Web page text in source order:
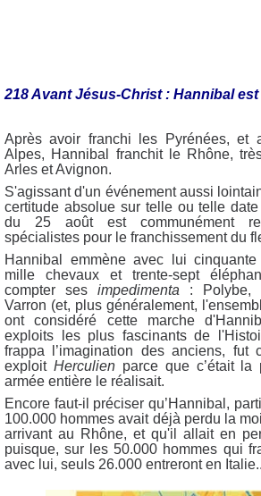
218 Avant Jésus-Christ : Hannibal
Après avoir franchi les Pyrénées, et
Alpes, Hannibal franchit le Rhône,
Arles et Avignon.
S'agissant d'un événement aussi
certitude absolue sur telle ou telle
du 25 août est communément
spécialistes pour le franchissement du
Hannibal emmène avec lui
mille chevaux et trente-sept
compter ses impedimenta : Polybe,
Varron (et, plus généralement,
ont considéré cette marche
exploits les plus fascinants de
frappa l’imagination des anciens, fut
exploit Herculienparce que c’était la
armée entière le réalisait.
Encore faut-il préciser qu’Hannibal,
100.000 hommes avait déjà perdu la
arrivant au Rhône, et qu'il allait en
puisque, sur les 50.000 hommes qui
avec lui, seuls 26.000 entreront en